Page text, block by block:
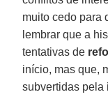
muito cedo para
lembrar que a
tentativas de
início, mas que,
subvertidas pela